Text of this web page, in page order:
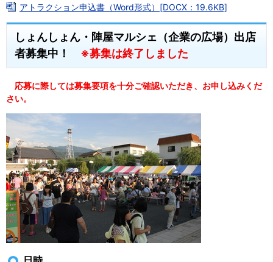
アトラクション申込書（Word形式）[DOCX：19.6KB]
しょんしょん・陣屋マルシェ（企業の広場）出店
者募集中！ ※募集は終了しました
応募に際しては募集要項を十分ご確認いただき、お申し込みくだ
さい。